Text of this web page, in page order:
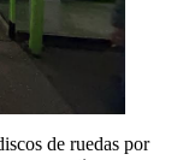
de ruedas por